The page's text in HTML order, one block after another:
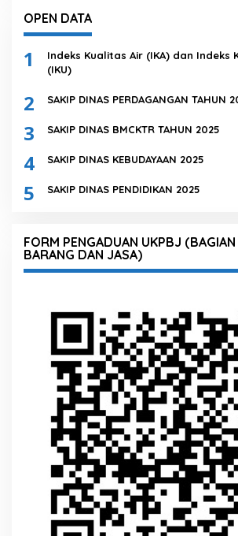
OPEN DATA
1
Indeks Kualitas Air (IKA) dan Indeks
(IKU)
2 SAKIP DINAS PERDAGANGAN TAHUN
3 SAKIP DINAS BMCKTR TAHUN 2025
4 SAKIP DINAS KEBUDAYAAN 2025
5 SAKIP DINAS PENDIDIKAN 2025
FORM PENGADUAN UKPBJ
BARANG DAN JASA)